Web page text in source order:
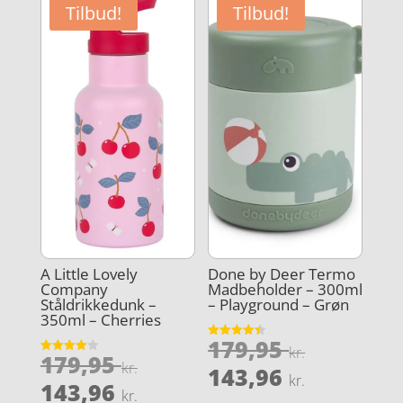
159,20 kr.. 143,96
Tilbud!
A Little Lovely
Company
Ståldrikkedunk –
350ml – Cherries
Vurderet
179,95kr.Den
oprindelige
143,96 kr.
Tilbud!
Done by Deer Termo
Madbeholder – 300ml
– Playground – Grøn
Vurderet
4.4
179,95kr.Den
143,96 kr.